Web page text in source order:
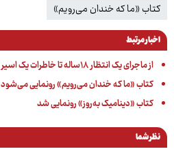
کتاب «ما که خندان می‌رویم»
اخبار مرتبط
از ماجرای یک انتظار ۱۸ساله تا خاطرات یک اسیر جانباز
کتاب «ما که خندان می‌رویم» رونمایی می‌شود
کتاب «دینامیک به‌روز» رونمایی شد
نظر شما